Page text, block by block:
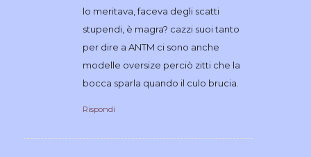
lo meritava, faceva degli scatti
stupendi, è magra? cazzi suoi tanto
per dire a ANTM ci sono anche
modelle oversize perciò zitti che la
bocca sparla quando il culo brucia.
Rispondi